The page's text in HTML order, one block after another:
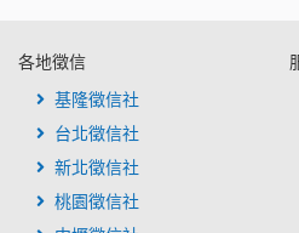
各地徵信
基隆徵信社
台北徵信社
新北徵信社
桃園徵信社